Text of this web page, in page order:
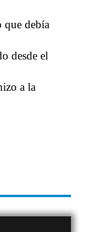
que debía
desde el
a la